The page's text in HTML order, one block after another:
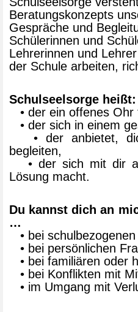
Beratungskonzepts
Gespräche und
Schülerinnen und
Lehrerinnen und
der Schule arbeiten,
Schulseelsorge
• der ein offenes Ohr
• der sich in einem
• der anbietet,
begleiten,
• der sich mit dir
Lösung macht.
Du kannst dich an
…
• bei
• bei persönlichen
• bei familiären oder
• bei Konflikten mit
• im Umgang mit